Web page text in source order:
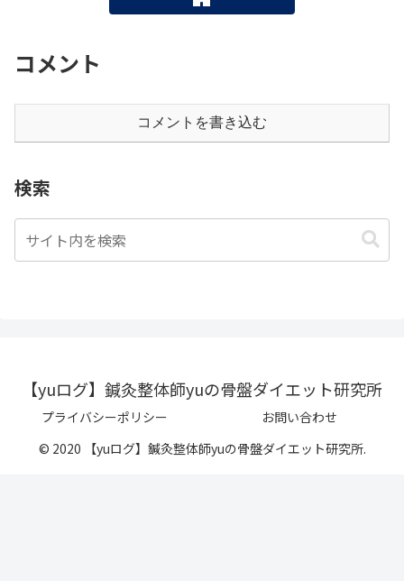
コメント
コメントを書き込む
検索
【yuログ】鍼灸整体師yuの骨盤ダイエット研究所
プライバシーポリシー
お問い合わせ
© 2020 【yuログ】鍼灸整体師yuの骨盤ダイエット研究所.